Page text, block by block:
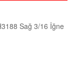
Sağ 3/16 İğne